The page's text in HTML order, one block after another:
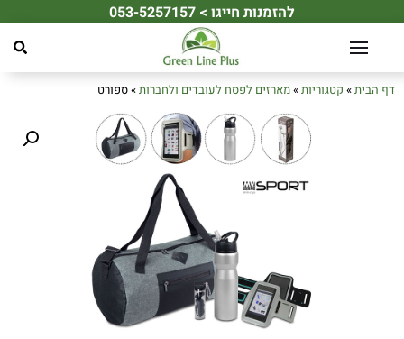
להזמנות חייגו > 053-5257157
דף הבית» קטגוריות»מארזים לפסח לעובדים ולחברות»ספורט